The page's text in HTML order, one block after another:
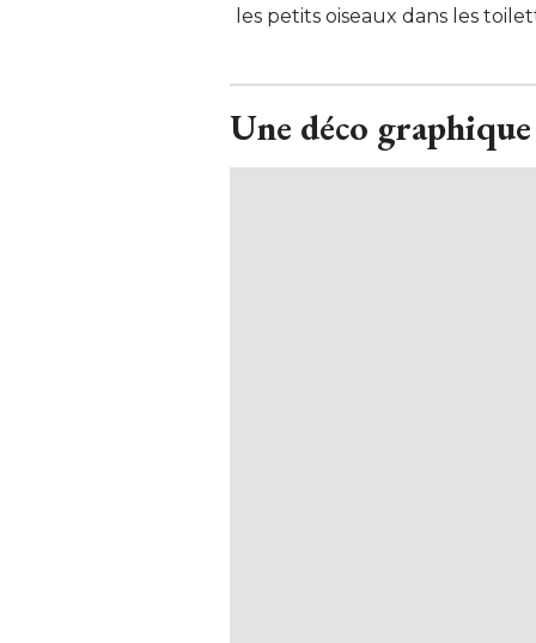
les petits oiseaux dans les
Une déco